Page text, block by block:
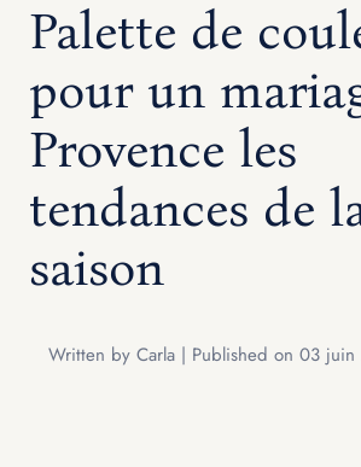
Palette de
pour un
Provence les
tendances de
saison
Written by Carla | Published on 03